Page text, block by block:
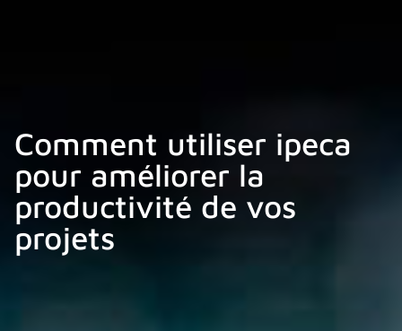
Comment utiliser ipeca
pour améliorer la
productivité de vos
projets